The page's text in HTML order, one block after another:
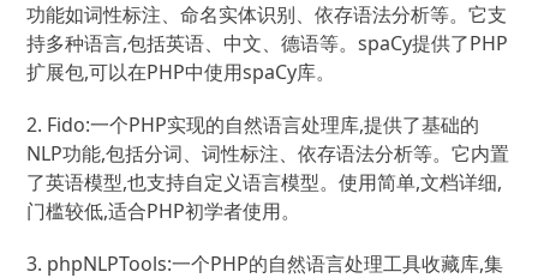
功能如词性标注、命名实体识别、依存语法分析等。它支
持多种语言,包括英语、中文、德语等。spaCy提供了PHP
扩展包,可以在PHP中使用spaCy库。
2. Fido:一个PHP实现的自然语言处理库,提供了基础的
NLP功能,包括分词、词性标注、依存语法分析等。它内置
了英语模型,也支持自定义语言模型。使用简单,文档详细,
门槛较低,适合PHP初学者使用。
3. phpNLPTools:一个PHP的自然语言处理工具收藏库,集